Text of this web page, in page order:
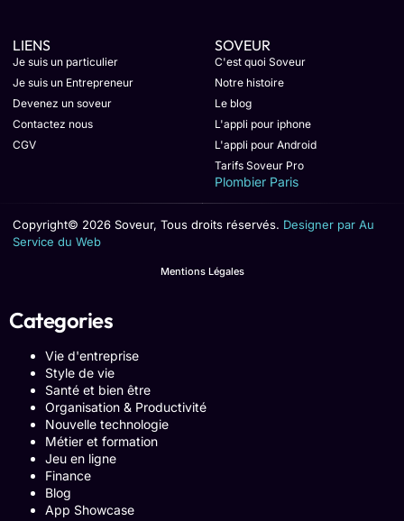
LIENS
Je suis un particulier
Je suis un Entrepreneur
Devenez un soveur
Contactez nous
CGV
SOVEUR
C'est quoi Soveur
Notre histoire
Le blog
L'appli pour iphone
L'appli pour Android
Tarifs Soveur Pro
Plombier Paris
Copyright© 2026 Soveur, Tous droits réservés. Designer par Au
Service du Web
Mentions Légales
Categories
Vie d'entreprise
Style de vie
Santé et bien être
Organisation & Productivité
Nouvelle technologie
Métier et formation
Jeu en ligne
Finance
Blog
App Showcase